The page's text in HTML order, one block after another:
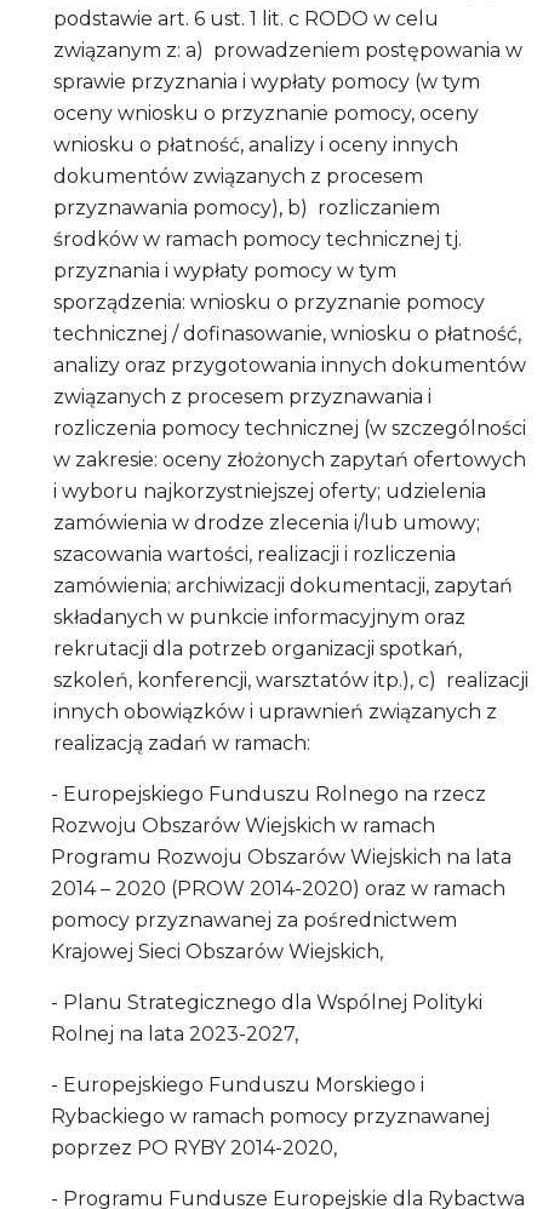
podstawie art. 6 ust. 1 lit. c RODO w celu
związanym z: a) prowadzeniem postępowania w
sprawie przyznania i wypłaty pomocy (w tym
oceny wniosku o przyznanie pomocy, oceny
wniosku o płatność, analizy i oceny innych
dokumentów związanych z procesem
przyznawania pomocy), b) rozliczaniem
środków w ramach pomocy technicznej tj.
przyznania i wypłaty pomocy w tym
sporządzenia: wniosku o przyznanie pomocy
technicznej / dofinasowanie, wniosku o płatność,
analizy oraz przygotowania innych dokumentów
związanych z procesem przyznawania i
rozliczenia pomocy technicznej (w szczególności
w zakresie: oceny złożonych zapytań ofertowych
i wyboru najkorzystniejszej oferty; udzielenia
zamówienia w drodze zlecenia i/lub umowy;
szacowania wartości, realizacji i rozliczenia
zamówienia; archiwizacji dokumentacji, zapytań
składanych w punkcie informacyjnym oraz
rekrutacji dla potrzeb organizacji spotkań,
szkoleń, konferencji, warsztatów itp.), c) realizacji
innych obowiązków i uprawnień związanych z
realizacją zadań w ramach:
- Europejskiego Funduszu Rolnego na rzecz
Rozwoju Obszarów Wiejskich w ramach
Programu Rozwoju Obszarów Wiejskich na lata
2014 – 2020 (PROW 2014-2020) oraz w ramach
pomocy przyznawanej za pośrednictwem
Krajowej Sieci Obszarów Wiejskich,
- Planu Strategicznego dla Wspólnej Polityki
Rolnej na lata 2023-2027,
- Europejskiego Funduszu Morskiego i
Rybackiego w ramach pomocy przyznawanej
poprzez PO RYBY 2014-2020,
- Programu Fundusze Europejskie dla Rybactwa